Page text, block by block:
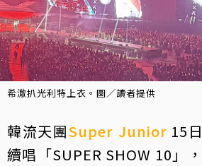
希澈扒光利特上衣。圖／讀者提供
韓流天團Super Junior 15
續唱「SUPER SHOW 10」